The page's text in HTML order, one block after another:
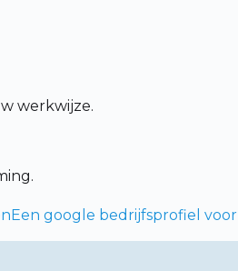
werkwijze.
Een google bedrijfsprofiel